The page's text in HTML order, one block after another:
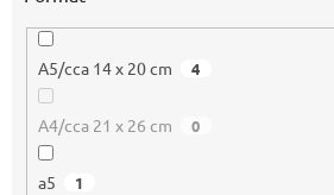
A5/cca 14 x 20 cm 4
A4/cca 21 x 26 cm 0
a5 1